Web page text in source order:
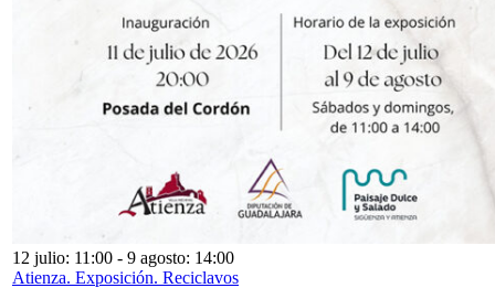
12 julio: 11:00 - 9 agosto: 14:00
Atienza. Exposición. Reciclavos